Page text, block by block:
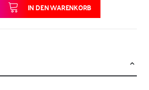
IN DEN WARENKORB